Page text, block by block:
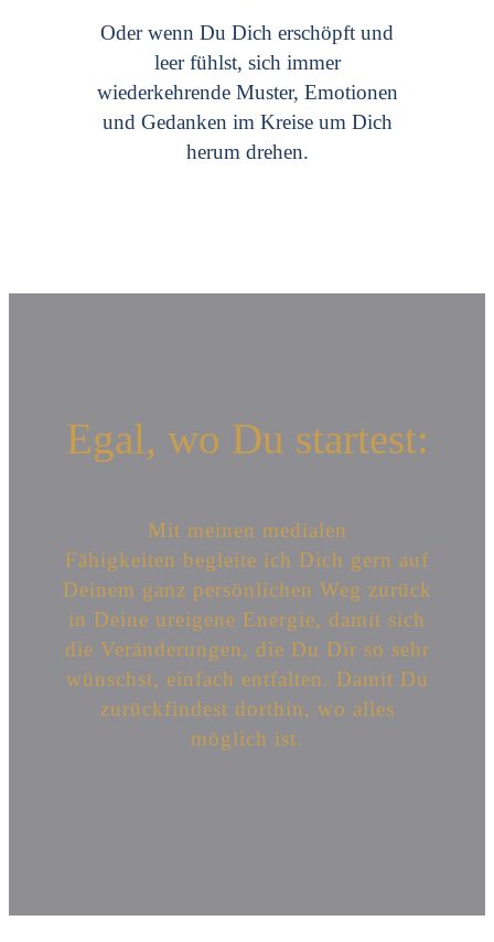
Oder wenn Du Dich erschöpft und
leer fühlst, sich immer
wiederkehrende Muster, Emotionen
und Gedanken im Kreise um Dich
herum drehen.
Egal, wo Du startest:
Mit meinen medialen
Fähigkeiten begleite ich Dich gern auf
Deinem ganz persönlichen Weg zurück
in Deine ureigene Energie, damit sich
die Veränderungen, die Du Dir so sehr
wünschst, einfach entfalten. Damit Du
zurückfindest dorthin, wo alles
möglich ist.